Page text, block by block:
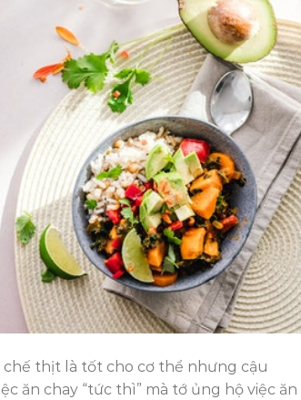
chế thịt là tốt cho cơ thể nhưng cậu
ăn chay “tức thì” mà tớ ủng hộ việc ăn